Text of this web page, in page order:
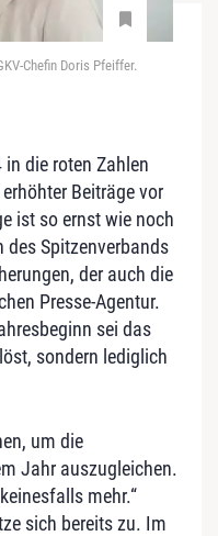
Chefin Doris Pfeiffer.
die roten Zahlen
Beiträge vor
ist so ernst wie noch
des Spitzenverbands
der auch die
Presse-Agentur.
sei das
sondern lediglich
um die
Jahr auszugleichen.
mehr.“
sich bereits zu. Im